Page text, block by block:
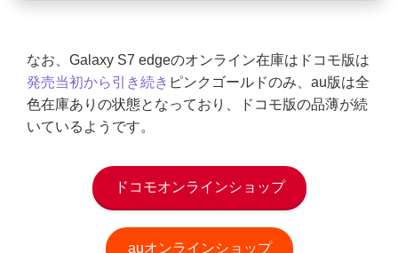
なお、Galaxy S7 edgeのオンライン在庫はドコモ版は
発売当初から引き続き ピンクゴールドのみ、au版は全
色在庫ありの状態となっており、ドコモ版の品薄が続
いているようです。
ドコモオンラインショップ
auオンラインショップ